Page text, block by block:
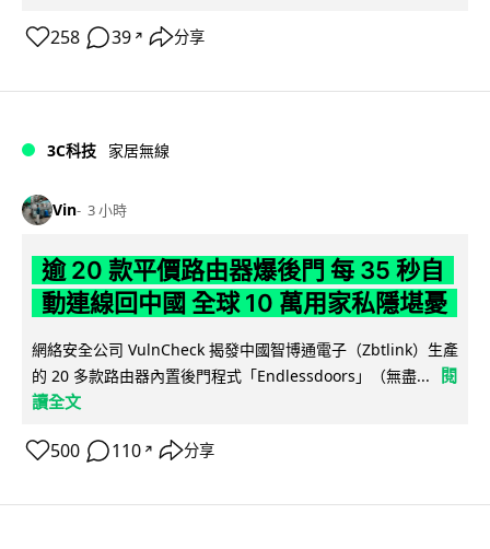
258 39 ↗ 分享
3C科技 家居無線
Vin 3 小時
逾 20 款平價路由器爆後門 每 35 秒自
動連線回中國 全球 10 萬用家私隱堪憂
網絡安全公司 VulnCheck 揭發中國智博通電子（Zbtlink）生產
的 20 多款路由器內置後門程式「Endlessdoors」（無盡...
閱
讀全文
500 110 ↗ 分享